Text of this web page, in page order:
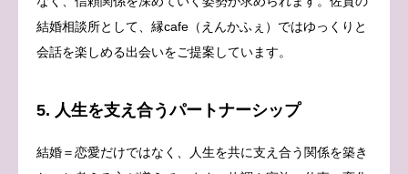
結婚相談所として、縁cafe（えんかふぇ）ではゆっくりと
会話を楽しめる出会いをご提案しています。
5. 人生を支え合うパートナーシップ
結婚＝恋愛だけではなく、人生を共に支え合う関係を築き